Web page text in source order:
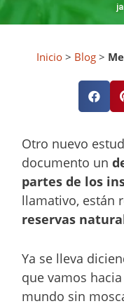
Inicio> Blog>
Otro nuevo
documento un
partes de los
llamativo, están
reservas
Ya se lleva
que vamos
mundo sin